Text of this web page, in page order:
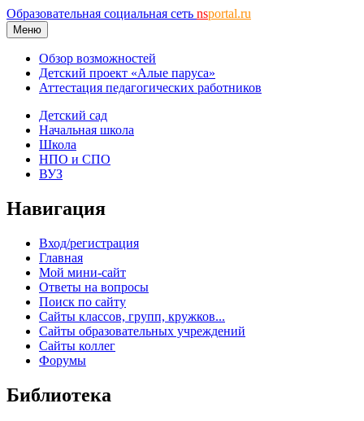
Образовательная социальная сеть nsportal.ru
Меню
Обзор возможностей
Детский проект «Алые паруса»
Аттестация педагогических работников
Детский сад
Начальная школа
Школа
НПО и СПО
ВУЗ
Навигация
Вход/регистрация
Главная
Мой мини-сайт
Ответы на вопросы
Поиск по сайту
Сайты классов, групп, кружков...
Сайты образовательных учреждений
Сайты коллег
Форумы
Библиотека